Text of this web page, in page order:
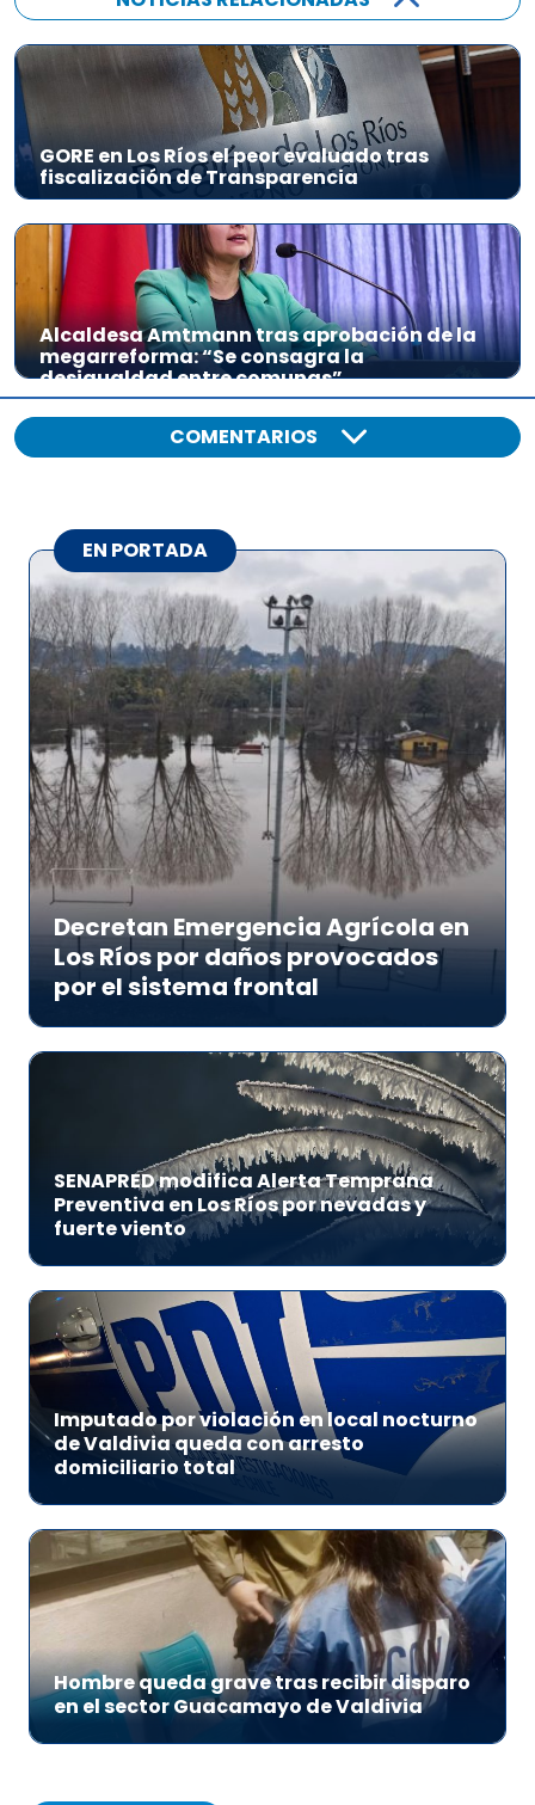
GORE en Los Ríos el peor evaluado tras
fiscalización de Transparencia
Alcaldesa Amtmann tras aprobación de la
megarreforma: “Se consagra la
desigualdad entre comunas”
COMENTARIOS
EN PORTADA
Decretan Emergencia Agrícola en
Los Ríos por daños provocados
por el sistema frontal
SENAPRED modifica Alerta Temprana
Preventiva en Los Ríos por nevadas y
fuerte viento
Imputado por violación en local nocturno
de Valdivia queda con arresto
domiciliario total
Hombre queda grave tras recibir disparo
en el sector Guacamayo de Valdivia